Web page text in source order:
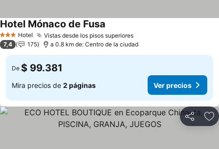
3 Estrellas
Hotel Vistas desde los pisos superiores
Hotel Mónaco de Fusa
7,4 175 a 0.8 km de: Centro de la ciudad
De $ 99.381
Mira precios de 2 páginas Ver precios
Compartir